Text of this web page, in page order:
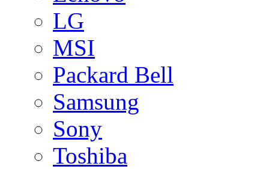
LG
MSI
Packard Bell
Samsung
Sony
Toshiba